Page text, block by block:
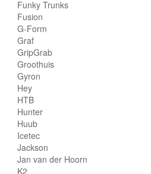
Funky Trunks
Fusion
G-Form
Graf
GripGrab
Groothuis
Gyron
Hey
HTB
Hunter
Huub
Icetec
Jackson
Jan van der Hoorn
K2